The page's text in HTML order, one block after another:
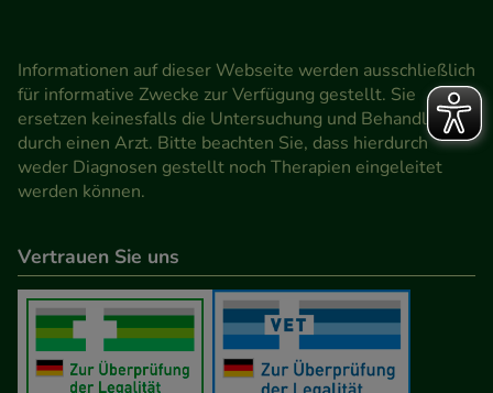
Informationen auf dieser Webseite werden ausschließlich
für informative Zwecke zur Verfügung gestellt. Sie
ersetzen keinesfalls die Untersuchung und Behandlung
durch einen Arzt. Bitte beachten Sie, dass hierdurch
weder Diagnosen gestellt noch Therapien eingeleitet
werden können.
Vertrauen Sie uns